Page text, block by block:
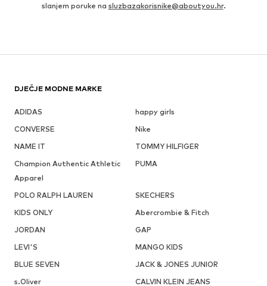
slanjem poruke na sluzbazakorisnike@aboutyou.hr.
DJEČJE MODNE MARKE
ADIDAS
happy girls
CONVERSE
Nike
NAME IT
TOMMY HILFIGER
Champion Authentic Athletic
Apparel
PUMA
POLO RALPH LAUREN
SKECHERS
KIDS ONLY
Abercrombie & Fitch
JORDAN
GAP
LEVI'S
MANGO KIDS
BLUE SEVEN
JACK & JONES JUNIOR
s.Oliver
CALVIN KLEIN JEANS